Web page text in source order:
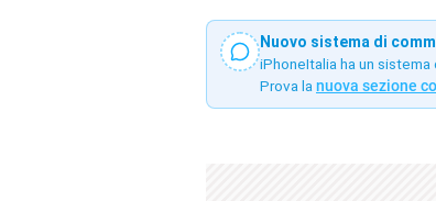
Nuovo sistema di
iPhoneItalia ha un
Prova la nuova sezione